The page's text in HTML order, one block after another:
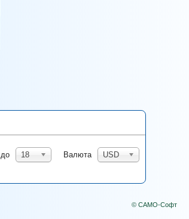
до 18 Валюта USD
© САМО-Софт